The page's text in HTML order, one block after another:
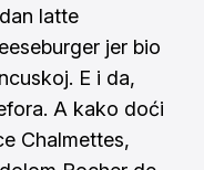
latte
jer bio
E i da,
A kako doći
Chalmettes,